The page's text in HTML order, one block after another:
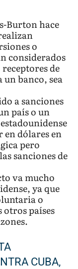
Burton hace
o
considerados
de
un banco, sea
a sanciones
país o un
dólares en
pero
sanciones de
va mucho
ya que
o
países
CUBA,